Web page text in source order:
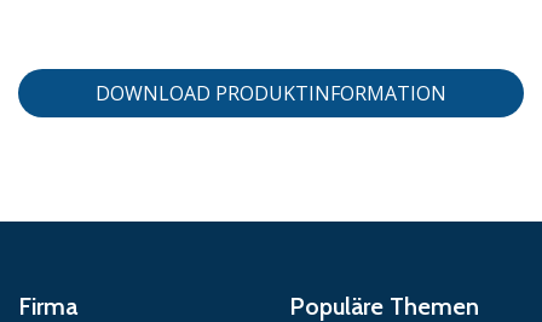
DOWNLOAD PRODUKTINFORMATION
Firma Populäre Themen